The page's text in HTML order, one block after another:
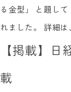
る金型」 と題し
れました。 詳細
【掲載】
載